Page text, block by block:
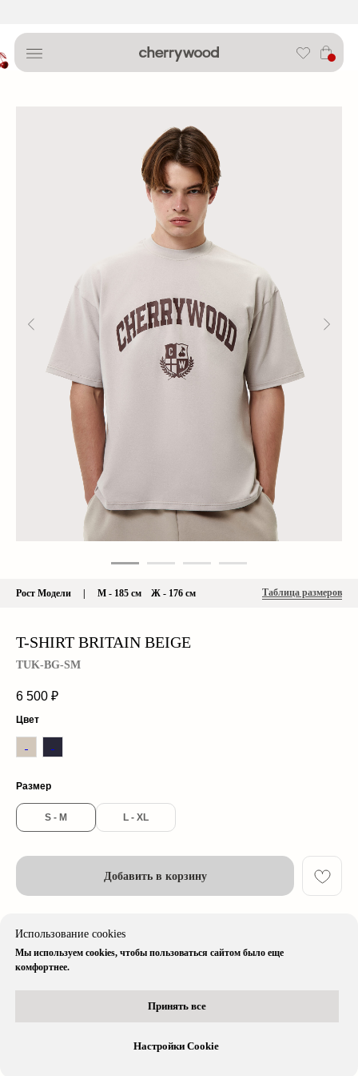
Использование cookies
Мы используем cookies, чтобы пользоваться сайтом было еще
комфортнее.
Принять все
Настройки Cookie
T-SHIRT BRITAIN BEIGE
TUK-BG-SM
6 500 ₽
Цвет
Размер
S - M L - XL
Добавить в корзину
Описание изделия
Доставка & Оплата
Рост Модели | М - 185 см Ж - 176 см Таблица размеров
Вся информация доступна в нашем
* Instagram принадлежит компании Meta, признанной экстремистской
организацией и запрещенной в РФ